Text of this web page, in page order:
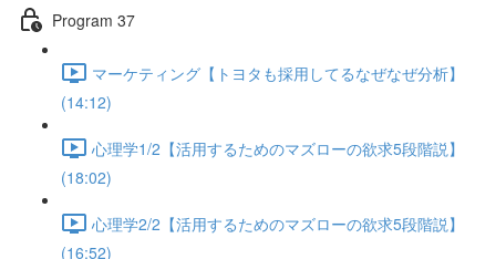
Program 37
マーケティング【トヨタも採用してるなぜなぜ分析】
(14:12)
心理学1/2【活用するためのマズローの欲求5段階説】
(18:02)
心理学2/2【活用するためのマズローの欲求5段階説】
(16:52)